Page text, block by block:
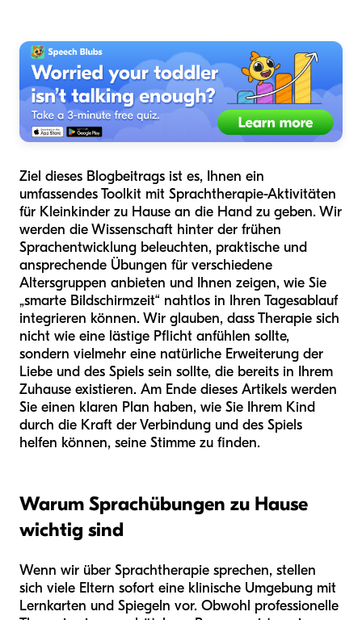
Ziel dieses Blogbeitrags ist es, Ihnen ein
umfassendes Toolkit mit Sprachtherapie-Aktivitäten
für Kleinkinder zu Hause an die Hand zu geben. Wir
werden die Wissenschaft hinter der frühen
Sprachentwicklung beleuchten, praktische und
ansprechende Übungen für verschiedene
Altersgruppen anbieten und Ihnen zeigen, wie Sie
„smarte Bildschirmzeit“ nahtlos in Ihren Tagesablauf
integrieren können. Wir glauben, dass Therapie sich
nicht wie eine lästige Pflicht anfühlen sollte,
sondern vielmehr eine natürliche Erweiterung der
Liebe und des Spiels sein sollte, die bereits in Ihrem
Zuhause existieren. Am Ende dieses Artikels werden
Sie einen klaren Plan haben, wie Sie Ihrem Kind
durch die Kraft der Verbindung und des Spiels
helfen können, seine Stimme zu finden.
Warum Sprachübungen zu Hause
wichtig sind
Wenn wir über Sprachtherapie sprechen, stellen
sich viele Eltern sofort eine klinische Umgebung mit
Lernkarten und Spiegeln vor. Obwohl professionelle